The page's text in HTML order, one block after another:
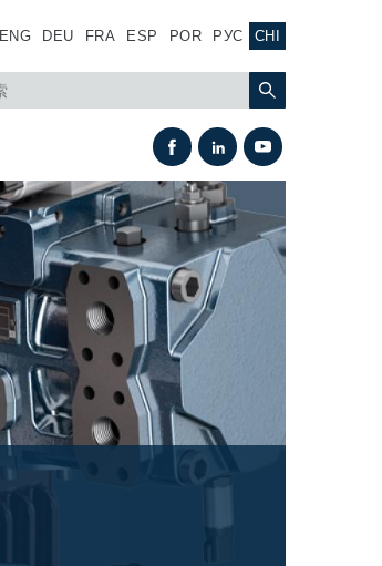
ENG DEU FRA ESP POR РУС CHI